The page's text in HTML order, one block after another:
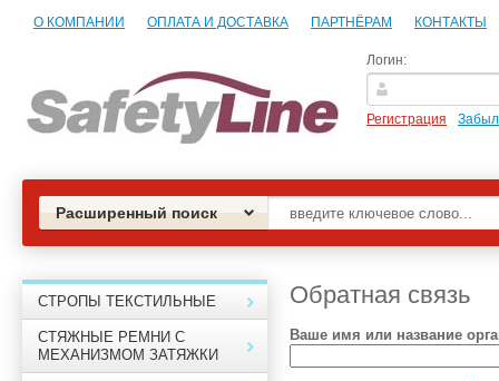
О КОМПАНИИ ОПЛАТА И ДОСТАВКА ПАРТНЁРАМ КОНТАКТЫ
Логин:
Регистрация
Расширенный поиск
СТРОПЫ ТЕКСТИЛЬНЫЕ
СТЯЖНЫЕ РЕМНИ С
МЕХАНИЗМОМ ЗАТЯЖКИ
Обратная связь
Ваше имя или название